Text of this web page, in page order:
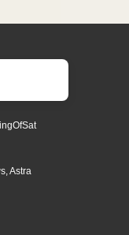
Astra